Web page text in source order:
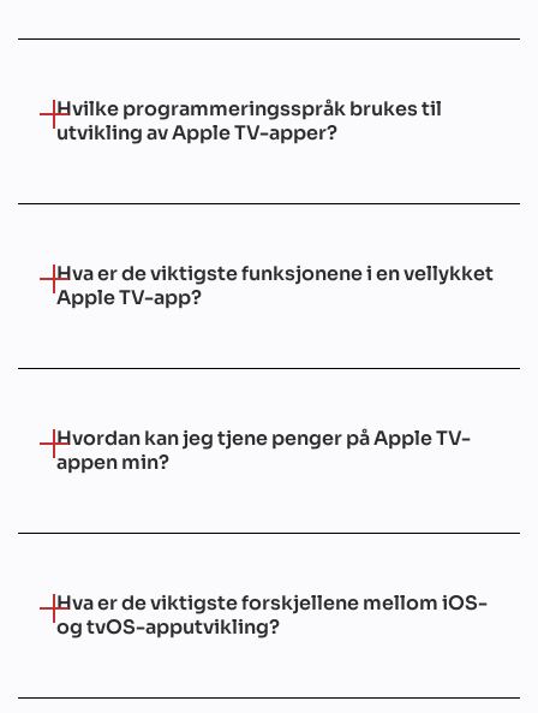
Hvilke programmeringsspråk brukes til
utvikling av Apple TV-apper?
Hva er de viktigste funksjonene i en vellykket
Apple TV-app?
Hvordan kan jeg tjene penger på Apple TV-
appen min?
Hva er de viktigste forskjellene mellom iOS-
og tvOS-apputvikling?